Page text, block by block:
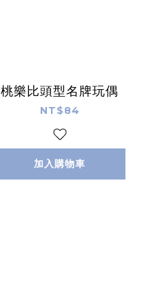
桃樂比頭型名牌玩偶
NT$84
加入購物車